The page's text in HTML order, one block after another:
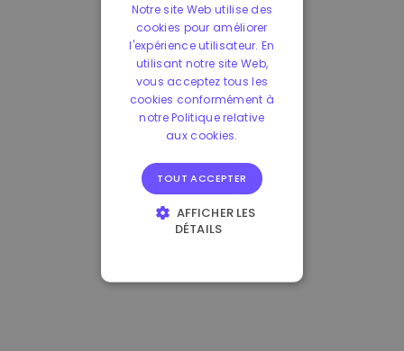
Notre site Web utilise des
cookies pour améliorer
l'expérience utilisateur. En
utilisant notre site Web,
vous acceptez tous les
cookies conformément à
notre Politique relative
aux cookies.
TOUT ACCEPTER
AFFICHER LES
DÉTAILS